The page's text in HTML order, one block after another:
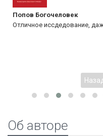
Попов Богочеловек
Отличное иссдедование,
Об авторе